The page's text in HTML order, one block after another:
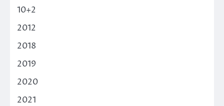
10+2
2012
2018
2019
2020
2021